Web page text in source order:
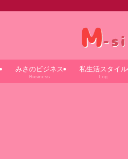
みさのビジネス
Business
私生活スタイル
Log